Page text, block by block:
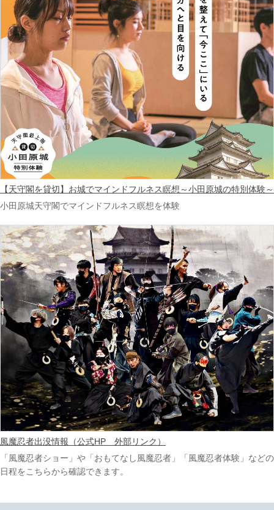
【天守閣を貸切】お城でマインドフルネス瞑想～小田原城の特別体験～
小田原城天守閣でマインドフルネス瞑想を体験
風魔忍者出没情報（公式HP 外部リンク）
「風魔忍者ショー」や「おもてなし風魔忍者」「風魔忍者体験」などの
日程をこちらから確認できます。